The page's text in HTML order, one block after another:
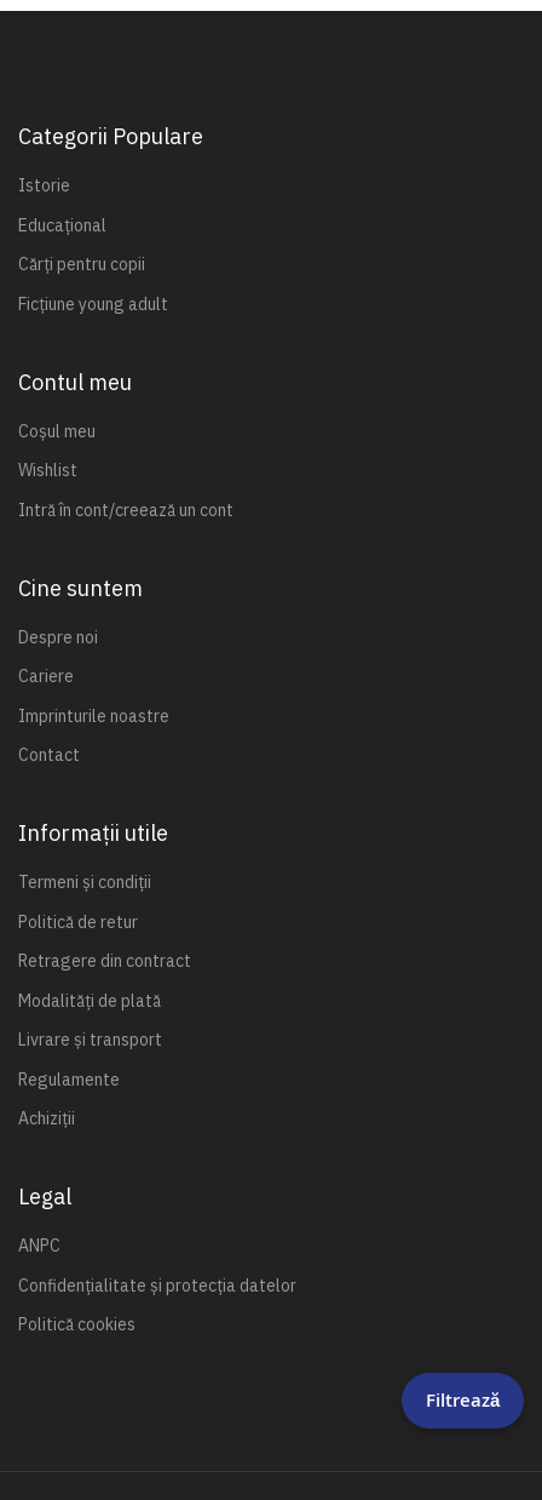
Categorii Populare
Istorie
Educațional
Cărți pentru copii
Ficțiune young adult
Contul meu
Coșul meu
Wishlist
Intră în cont/creează un cont
Cine suntem
Despre noi
Cariere
Imprinturile noastre
Contact
Informații utile
Termeni și condiții
Politică de retur
Retragere din contract
Modalități de plată
Livrare și transport
Regulamente
Achiziții
Legal
ANPC
Confidențialitate și protecția datelor
Politică cookies
Filtrează